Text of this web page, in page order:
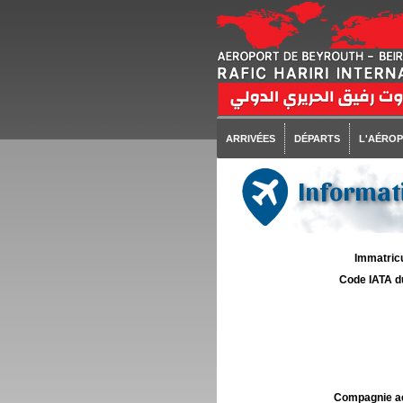
ARRIVÉES DÉPARTS
Code IATA
Compagnie